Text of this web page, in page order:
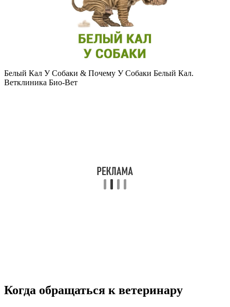
Белый Кал У Собаки & Почему У Собаки Белый Кал.
Ветклиника Био-Вет
Когда обращаться к ветеринару